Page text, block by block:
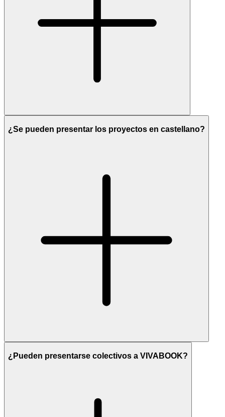
¿Se pueden presentar los proyectos en castellano?
¿Pueden presentarse colectivos a VIVABOOK?